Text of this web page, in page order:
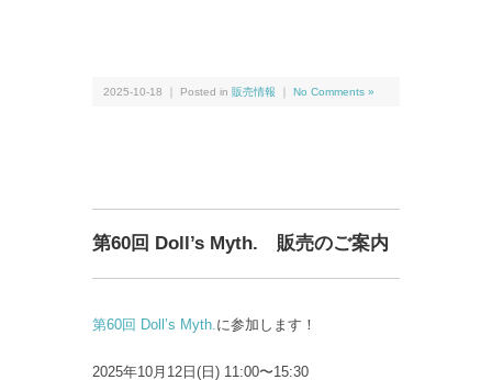
2025-10-18 ｜ Posted in 販売情報 No Comments »
第60回 Doll’s Myth. 販売のご案内
第60回 Doll’s Myth. に参加します！
2025年10月12日(日) 11:00〜15:30